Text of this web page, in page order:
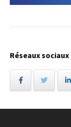
Réseaux sociaux